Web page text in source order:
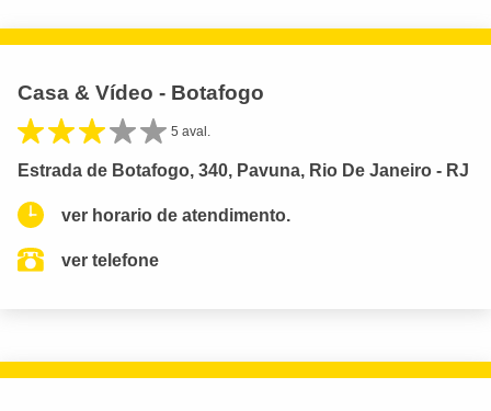
Casa & Vídeo - Botafogo
5 aval.
Estrada de Botafogo, 340, Pavuna, Rio De Janeiro - RJ
ver horario de atendimento.
ver telefone